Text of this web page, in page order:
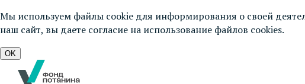
Мы используем файлы cookie для информирования о своей
наш сайт, вы даете согласие на использование файлов cookies.
OK